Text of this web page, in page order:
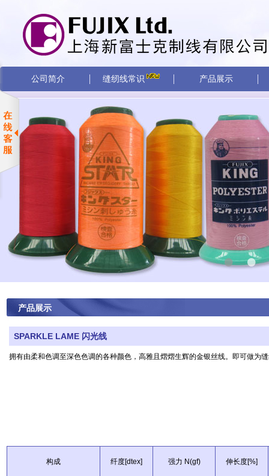
公司简介 缝纫线常识 产品展示
• •
产品展示
SPARKLE LAME 闪光线
拥有由柔和色调至深色色调的各种颜色，高雅且熠熠生辉的金银丝线。即可做为
构成 纤度[dtex] 强力 N(gf) 伸长度[%]